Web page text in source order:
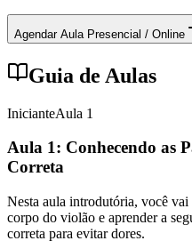
Agendar Aula Presencial / Online
Guia de Aulas
InicianteAula 1
Aula 1: Conhecendo as
Correta
Nesta aula introdutória, você
corpo do violão e aprender a
correta para evitar dores.